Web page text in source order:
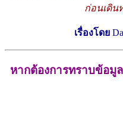
ก่อนเดิน
เรื่องโดย
หากต้องการทราบข้อมู